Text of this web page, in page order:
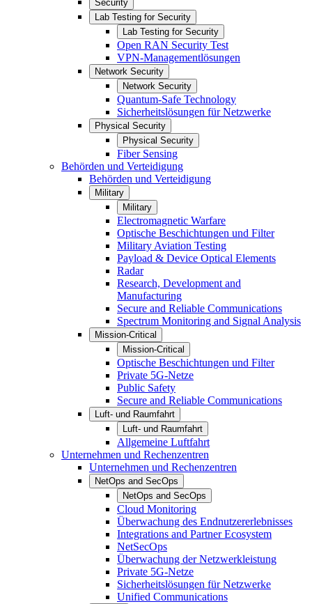
Security
Lab Testing for Security
Lab Testing for Security
Open RAN Security Test
VPN-Managementlösungen
Network Security
Network Security
Quantum-Safe Technology
Sicherheitslösungen für Netzwerke
Physical Security
Physical Security
Fiber Sensing
Behörden und Verteidigung
Behörden und Verteidigung
Military
Military
Electromagnetic Warfare
Optische Beschichtungen und Filter
Military Aviation Testing
Payload & Device Optical Elements
Radar
Research, Development and
Manufacturing
Secure and Reliable Communications
Spectrum Monitoring and Signal Analysis
Mission-Critical
Mission-Critical
Optische Beschichtungen und Filter
Private 5G-Netze
Public Safety
Secure and Reliable Communications
Luft- und Raumfahrt
Luft- und Raumfahrt
Allgemeine Luftfahrt
Unternehmen und Rechenzentren
Unternehmen und Rechenzentren
NetOps and SecOps
NetOps and SecOps
Cloud Monitoring
Überwachung des Endnutzererlebnisses
Integrations and Partner Ecosystem
NetSecOps
Überwachung der Netzwerkleistung
Private 5G-Netze
Sicherheitslösungen für Netzwerke
Unified Communications